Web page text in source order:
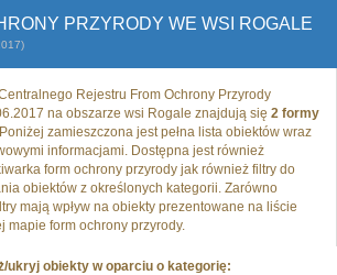
PRZYRODY WE WSI ROGALE
Rejestru From Ochrony Przyrody
na obszarze wsi Rogale znajdują się 2 formy
zamieszczona jest pełna lista obiektów wraz
informacjami. Dostępna jest również
form ochrony przyrody jak również filtry do
obiektów z określonych kategorii. Zarówno
mają wpływ na obiekty prezentowane na liście
mapie form ochrony przyrody.
ukryj obiekty w oparciu o kategorię: